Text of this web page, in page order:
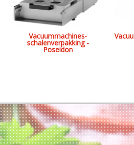
Vacuummachines-
schalenverpakking -
Poseidon